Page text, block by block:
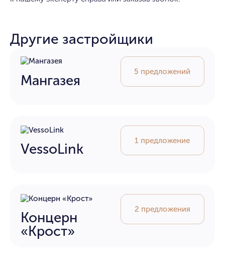
Другие застройщики
Мангазея
5 предложений
VessoLink
1 предложение
Концерн
«Крост»
2 предложения